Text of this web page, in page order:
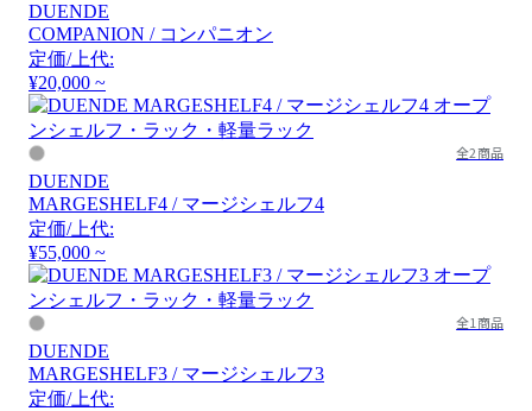
DUENDE
COMPANION / コンパニオン
定価/上代:
¥20,000 ~
全2商品
DUENDE
MARGESHELF4 / マージシェルフ4
定価/上代:
¥55,000 ~
全1商品
DUENDE
MARGESHELF3 / マージシェルフ3
定価/上代: